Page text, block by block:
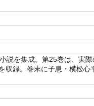
説を集成。第25巻は、実際
収録。巻末に子息・横松心